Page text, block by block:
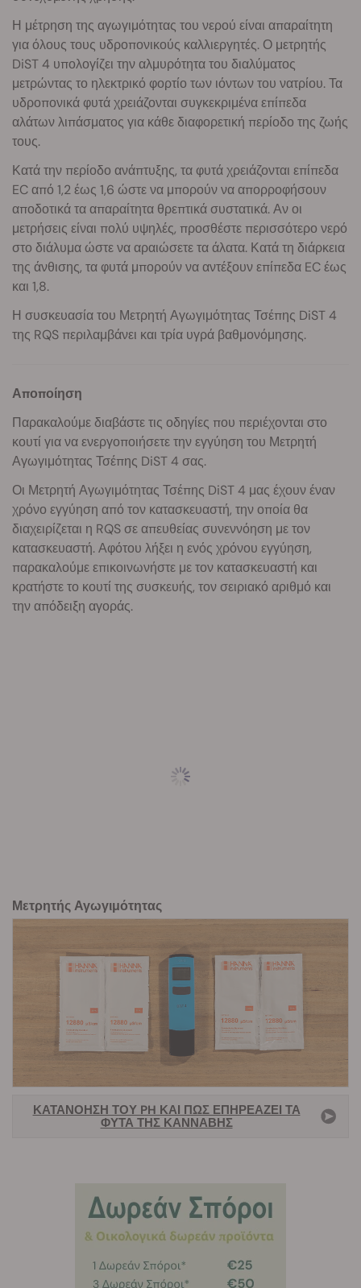
Η μέτρηση της αγωγιμότητας του νερού είναι απαραίτητη
για όλους τους υδροπονικούς καλλιεργητές. Ο μετρητής
DiST 4 υπολογίζει την αλμυρότητα του διαλύματος
μετρώντας το ηλεκτρικό φορτίο των ιόντων του νατρίου. Τα
υδροπονικά φυτά χρειάζονται συγκεκριμένα επίπεδα
αλάτων λιπάσματος για κάθε διαφορετική περίοδο της ζωής
τους.
Κατά την περίοδο ανάπτυξης, τα φυτά χρειάζονται επίπεδα
EC από 1,2 έως 1,6 ώστε να μπορούν να απορροφήσουν
αποδοτικά τα απαραίτητα θρεπτικά συστατικά. Αν οι
μετρήσεις είναι πολύ υψηλές, προσθέστε περισσότερο νερό
στο διάλυμα ώστε να αραιώσετε τα άλατα. Κατά τη διάρκεια
της άνθισης, τα φυτά μπορούν να αντέξουν επίπεδα EC έως
και 1,8.
Η συσκευασία του Μετρητή Αγωγιμότητας Τσέπης DiST 4
της RQS περιλαμβάνει και τρία υγρά βαθμονόμησης.
Αποποίηση
Παρακαλούμε διαβάστε τις οδηγίες που περιέχονται στο
κουτί για να ενεργοποιήσετε την εγγύηση του Μετρητή
Αγωγιμότητας Τσέπης DiST 4 σας.
Οι Μετρητή Αγωγιμότητας Τσέπης DiST 4 μας έχουν έναν
χρόνο εγγύηση από τον κατασκευαστή, την οποία θα
διαχειρίζεται η RQS σε απευθείας συνεννόηση με τον
κατασκευαστή. Αφότου λήξει η ενός χρόνου εγγύηση,
παρακαλούμε επικοινωνήστε με τον κατασκευαστή και
κρατήστε το κουτί της συσκευής, τον σειριακό αριθμό και
την απόδειξη αγοράς.
Μετρητής Αγωγιμότητας
ΚΑΤΑΝΌΗΣΗ ΤΟΥ PH ΚΑΙ ΠΏΣ ΕΠΗΡΕΆΖΕΙ ΤΑ
ΦΥΤΆ ΤΗΣ ΚΆΝΝΑΒΗΣ